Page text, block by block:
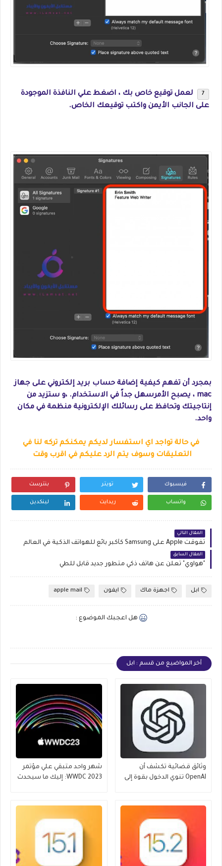
لعمل توقيع خاص بك ، اضغط علي النافذة الموجودة
على الجانب الأيمن واكتب توقيعك الخاص.
بمجرد أن تفهم كيفية إضافة حساب بريد إلكتروني على جهاز
mac ، يصبح الأمرسهل جداً في الاستخدام. ،و ستزيد من
إنتاجيتك وتحافظ على رسائلك الإلكترونية منظمة في مكان
واحد.
في حالة تواجد اي استفسار لديكم يمكنكم تركه لنا في
التعليقات وسوف يتم الرد عليكم في اقرب وقت
فيسبوك تويتر بنترست
واتساب ريدايت لينكدين
المقال التالي
تفوقت Apple على Samsung كأكبر بائع للهواتف الذكية في العالم
المقال السابق
"هواوي" تعلن عن هاتف ذكي متطور جديد قابل للطي
ابل اجهزة ماك ايفون apple mail
هل اعجبك الموضوع :
أخر المواضيع من قسم : ابل
وثائق قضائية تكشف أن
OpenAI تنوي الدخول بقوة إلى
شهر واحد متبقي علي مؤتمر
WWDC 2023: إليك ما سيحدث